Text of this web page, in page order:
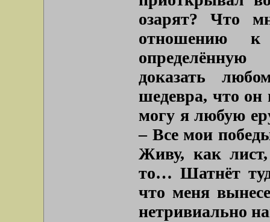
озарят? Что
отношению к
доказать
шедевра, что он
могу я любую
– Все мои
Живу, как
то… Шатнёт
что меня
нетривиально